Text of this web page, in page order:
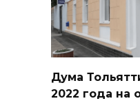
Дума
2022 года на